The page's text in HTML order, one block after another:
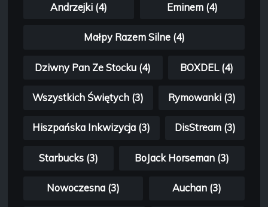
Andrzejki (4) Eminem (4)
Małpy Razem Silne (4)
Dziwny Pan Ze Stocku (4) BOXDEL (4)
Wszystkich Świętych (3) Rymowanki (3)
Hiszpańska Inkwizycja (3) DisStream (3)
Starbucks (3) BoJack Horseman (3)
Nowoczesna (3) Auchan (3)